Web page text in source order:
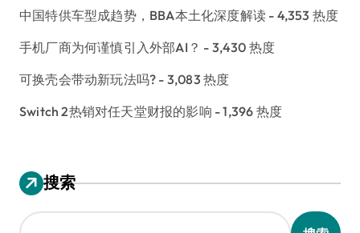
中国特供车型成趋势，BBA本土化深度解读 - 4,353 热度
手机厂商为何谨慎引入外部AI？ - 3,430 热度
可换壳会带动新玩法吗? - 3,083 热度
Switch 2热销对任天堂财报的影响 - 1,396 热度
搜索